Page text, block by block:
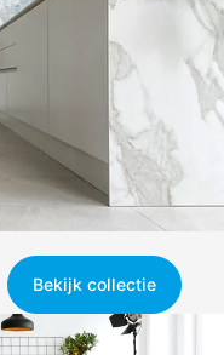
Bekijk collectie